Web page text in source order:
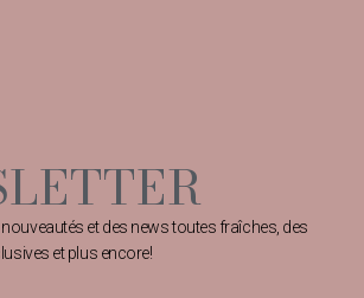
et des news toutes fraîches, des
et plus encore!